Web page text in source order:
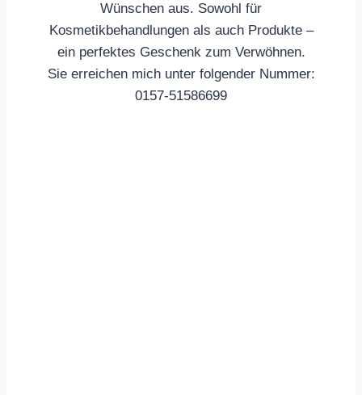
Wünschen aus. Sowohl für
Kosmetikbehandlungen als auch Produkte –
ein perfektes Geschenk zum Verwöhnen.
Sie erreichen mich unter folgender Nummer:
0157-51586699